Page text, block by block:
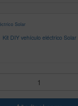
Kit DIY vehículo eléctrico Solar